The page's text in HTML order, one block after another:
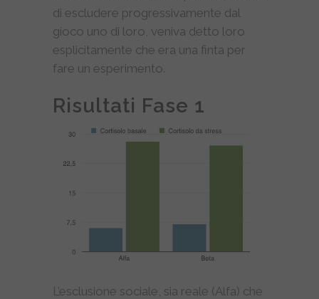
di escludere progressivamente dal
gioco uno di loro, veniva detto loro
esplicitamente che era una finta per
fare un esperimento.
Risultati Fase 1
L’esclusione sociale, sia reale (Alfa) che